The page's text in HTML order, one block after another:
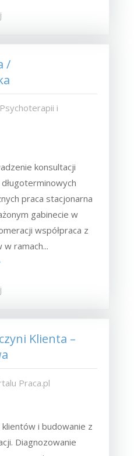
/
i
konsultacji
praca stacjonarna
gabinecie w
współpraca z
ramach...
Klienta –
Praca.pl
i budowanie z
Diagnozowanie